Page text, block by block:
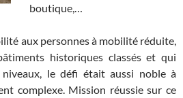
boutique,…
aux personnes à mobilité réduite,
historiques classés et qui
le défi était aussi noble à
complexe. Mission réussie sur ce